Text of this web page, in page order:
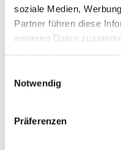
soziale Medien,
Partner führen diese
weiteren Daten
Notwendig
Präferenzen